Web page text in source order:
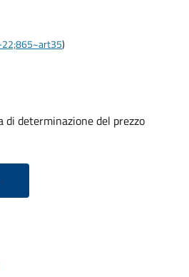
)
di determinazione del prezzo